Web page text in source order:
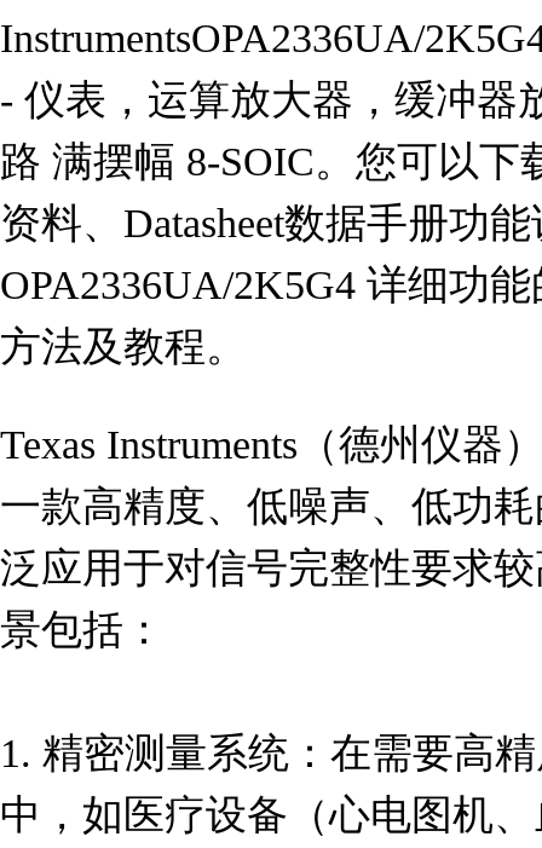
InstrumentsOPA2336UA/
- 仪表，运算放大器，缓冲器
路 满摆幅 8-SOIC。您可以下
资料、Datasheet数据手册功
OPA2336UA/2K5G4 详细功
方法及教程。
Texas Instruments（德州仪器
一款高精度、低噪声、低功
泛应用于对信号完整性要求
景包括：
1. 精密测量系统：在需要高
中，如医疗设备（心电图机